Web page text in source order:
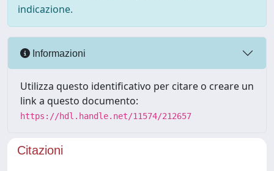
indicazione.
Informazioni
Utilizza questo identificativo per citare o creare un
link a questo documento:
https://hdl.handle.net/11574/212657
Citazioni